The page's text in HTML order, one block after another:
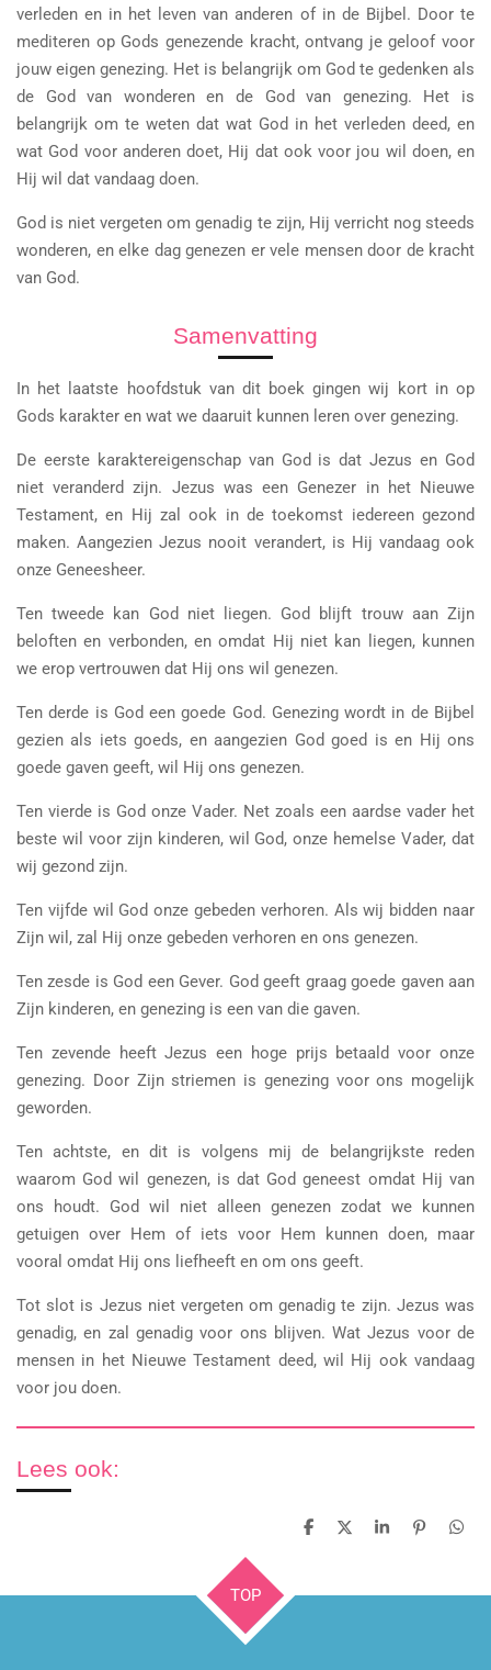
verleden en in het leven van anderen of in de Bijbel. Door te
mediteren op Gods genezende kracht, ontvang je geloof voor
jouw eigen genezing. Het is belangrijk om God te gedenken als
de God van wonderen en de God van genezing. Het is
belangrijk om te weten dat wat God in het verleden deed, en
wat God voor anderen doet, Hij dat ook voor jou wil doen, en
Hij wil dat vandaag doen.
God is niet vergeten om genadig te zijn, Hij verricht nog steeds
wonderen, en elke dag genezen er vele mensen door de kracht
van God.
Samenvatting
In het laatste hoofdstuk van dit boek gingen wij kort in op
Gods karakter en wat we daaruit kunnen leren over genezing.
De eerste karaktereigenschap van God is dat Jezus en God
niet veranderd zijn. Jezus was een Genezer in het Nieuwe
Testament, en Hij zal ook in de toekomst iedereen gezond
maken. Aangezien Jezus nooit verandert, is Hij vandaag ook
onze Geneesheer.
Ten tweede kan God niet liegen. God blijft trouw aan Zijn
beloften en verbonden, en omdat Hij niet kan liegen, kunnen
we erop vertrouwen dat Hij ons wil genezen.
Ten derde is God een goede God. Genezing wordt in de Bijbel
gezien als iets goeds, en aangezien God goed is en Hij ons
goede gaven geeft, wil Hij ons genezen.
Ten vierde is God onze Vader. Net zoals een aardse vader het
beste wil voor zijn kinderen, wil God, onze hemelse Vader, dat
wij gezond zijn.
Ten vijfde wil God onze gebeden verhoren. Als wij bidden naar
Zijn wil, zal Hij onze gebeden verhoren en ons genezen.
Ten zesde is God een Gever. God geeft graag goede gaven aan
Zijn kinderen, en genezing is een van die gaven.
Ten zevende heeft Jezus een hoge prijs betaald voor onze
genezing. Door Zijn striemen is genezing voor ons mogelijk
geworden.
Ten achtste, en dit is volgens mij de belangrijkste reden
waarom God wil genezen, is dat God geneest omdat Hij van
ons houdt. God wil niet alleen genezen zodat we kunnen
getuigen over Hem of iets voor Hem kunnen doen, maar
vooral omdat Hij ons liefheeft en om ons geeft.
Tot slot is Jezus niet vergeten om genadig te zijn. Jezus was
genadig, en zal genadig voor ons blijven. Wat Jezus voor de
mensen in het Nieuwe Testament deed, wil Hij ook vandaag
voor jou doen.
Lees ook:
D
n
D
S
e
P
e
D
n
TOP